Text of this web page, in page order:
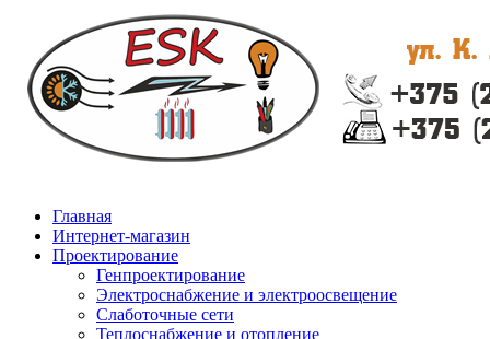
Главная
Интернет-магазин
Проектирование
Генпроектирование
Электроснабжение и электроосвещение
Слаботочные сети
Теплоснабжение и отопление